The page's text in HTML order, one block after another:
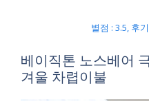
별점 : 3.5, 후
베이직톤 노스베어
겨울 차렵이불